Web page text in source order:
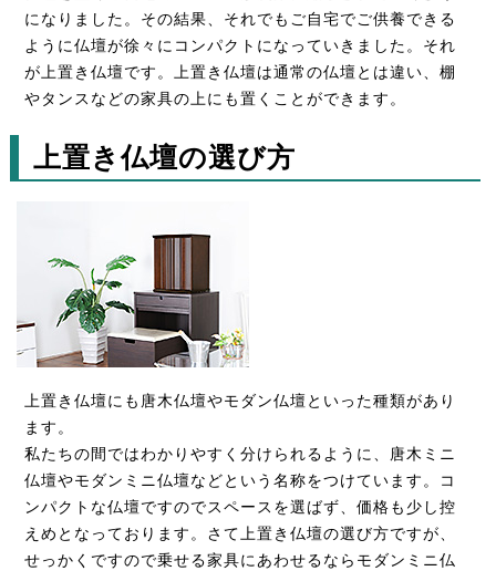
になりました。その結果、それでもご自宅でご供養できる
ように仏壇が徐々にコンパクトになっていきました。それ
が上置き仏壇です。上置き仏壇は通常の仏壇とは違い、棚
やタンスなどの家具の上にも置くことができます。
上置き仏壇の選び方
上置き仏壇にも唐木仏壇やモダン仏壇といった種類があり
ます。
私たちの間ではわかりやすく分けられるように、唐木ミニ
仏壇やモダンミニ仏壇などという名称をつけています。コ
ンパクトな仏壇ですのでスペースを選ばず、価格も少し控
えめとなっております。さて上置き仏壇の選び方ですが、
せっかくですので乗せる家具にあわせるならモダンミニ仏